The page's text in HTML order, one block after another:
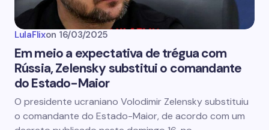
LulaFlixon 16/03/2025
Em meio a expectativa de trégua com
Rússia, Zelensky substitui o comandante
do Estado-Maior
O presidente ucraniano Volodimir Zelensky substituiu
o comandante do Estado-Maior, de acordo com um